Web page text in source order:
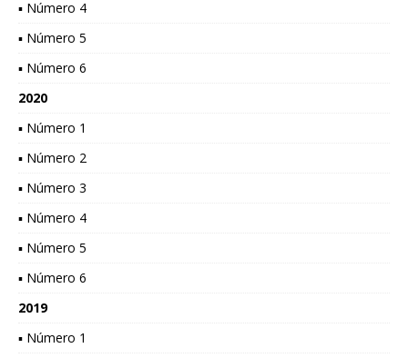
▪ Número 4
▪ Número 5
▪ Número 6
2020
▪ Número 1
▪ Número 2
▪ Número 3
▪ Número 4
▪ Número 5
▪ Número 6
2019
▪ Número 1